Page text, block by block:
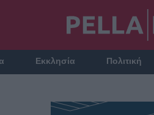
Εκκλησία Πολιτική